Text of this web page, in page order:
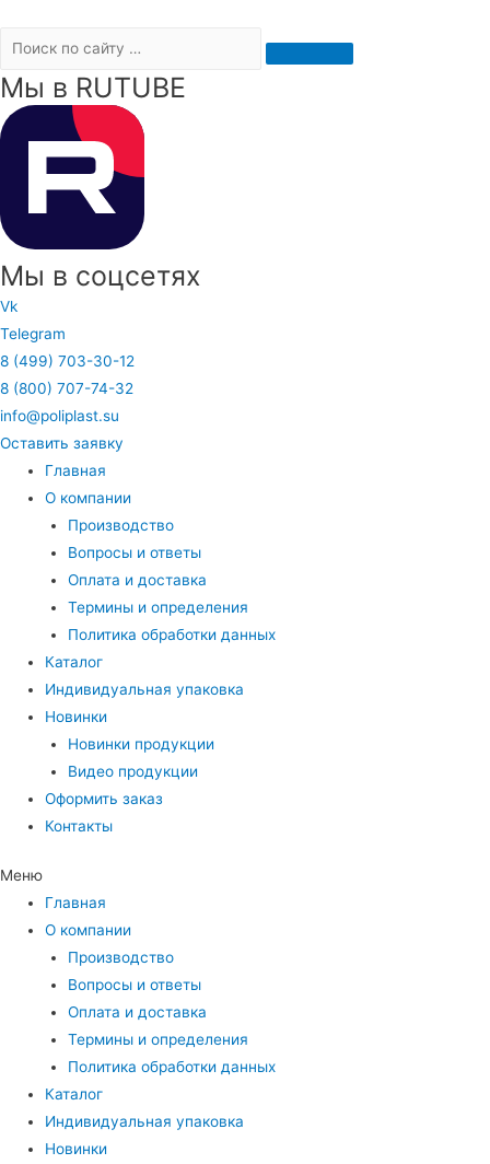
Мы в RUTUBE
Мы в соцсетях
Vk
Telegram
8 (499) 703-30-12
8 (800) 707-74-32
info@poliplast.su
Оставить заявку
Главная
О компании
Производство
Вопросы и ответы
Оплата и доставка
Термины и определения
Политика обработки данных
Каталог
Индивидуальная упаковка
Новинки
Новинки продукции
Видео продукции
Оформить заказ
Контакты
Меню
Главная
О компании
Производство
Вопросы и ответы
Оплата и доставка
Термины и определения
Политика обработки данных
Каталог
Индивидуальная упаковка
Новинки